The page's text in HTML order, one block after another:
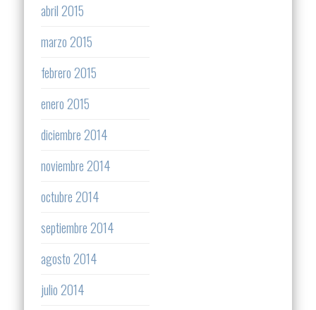
abril 2015
marzo 2015
febrero 2015
enero 2015
diciembre 2014
noviembre 2014
octubre 2014
septiembre 2014
agosto 2014
julio 2014